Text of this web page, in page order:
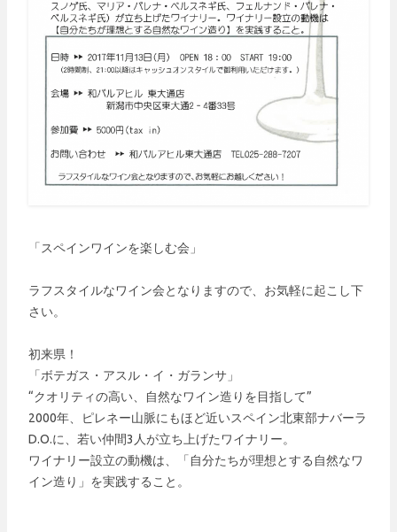
「スペインワインを楽しむ会」
ラフスタイルなワイン会となりますので、お気軽に起こし下
さい。
初来県！
「ボテガス・アスル・イ・ガランサ」
“クオリティの高い、自然なワイン造りを目指して”
2000年、ピレネー山脈にもほど近いスペイン北東部ナバーラ
D.O.に、若い仲間3人が立ち上げたワイナリー。
ワイナリー設立の動機は、「自分たちが理想とする自然なワ
イン造り」を実践すること。